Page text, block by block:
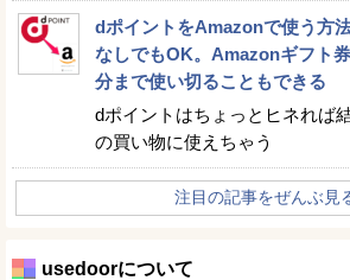
dポイントをAmazonで使う方
なしでもOK。Amazonギフト
分まで使い切ることもできる
dポイントはちょっとヒネれば
の買い物に使えちゃう
注目の記事をぜんぶ見
usedoorについて